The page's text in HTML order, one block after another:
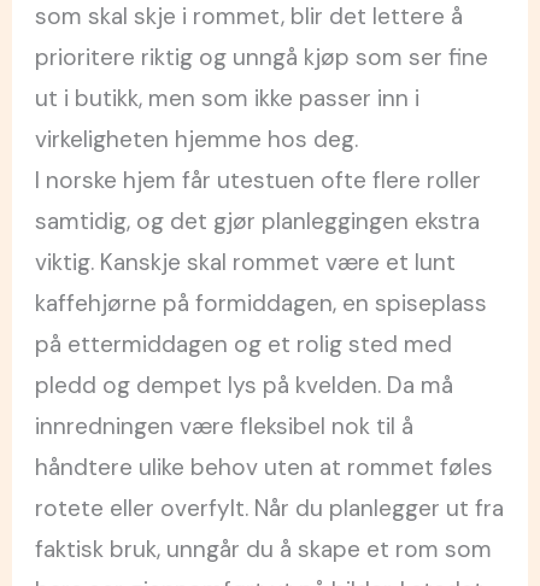
som skal skje i rommet, blir det lettere å
prioritere riktig og unngå kjøp som ser fine
ut i butikk, men som ikke passer inn i
virkeligheten hjemme hos deg.
I norske hjem får utestuen ofte flere roller
samtidig, og det gjør planleggingen ekstra
viktig. Kanskje skal rommet være et lunt
kaffehjørne på formiddagen, en spiseplass
på ettermiddagen og et rolig sted med
pledd og dempet lys på kvelden. Da må
innredningen være fleksibel nok til å
håndtere ulike behov uten at rommet føles
rotete eller overfylt. Når du planlegger ut fra
faktisk bruk, unngår du å skape et rom som